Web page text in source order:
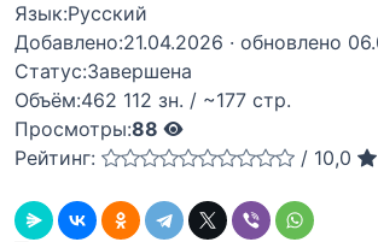
Язык:Русский
Добавлено:21.04.2026 · обновлено
Статус:Завершена
Объём:462 112 зн. / ~177 стр.
Просмотры:88
Рейтинг:
/ 10,0